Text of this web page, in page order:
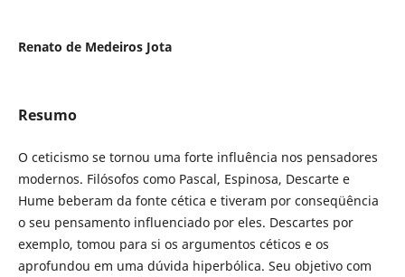
Renato de Medeiros Jota
Resumo
O ceticismo se tornou uma forte influência nos pensadores
modernos. Filósofos como Pascal, Espinosa, Descarte e
Hume beberam da fonte cética e tiveram por conseqüência
o seu pensamento influenciado por eles. Descartes por
exemplo, tomou para si os argumentos céticos e os
aprofundou em uma dúvida hiperbólica. Seu objetivo com